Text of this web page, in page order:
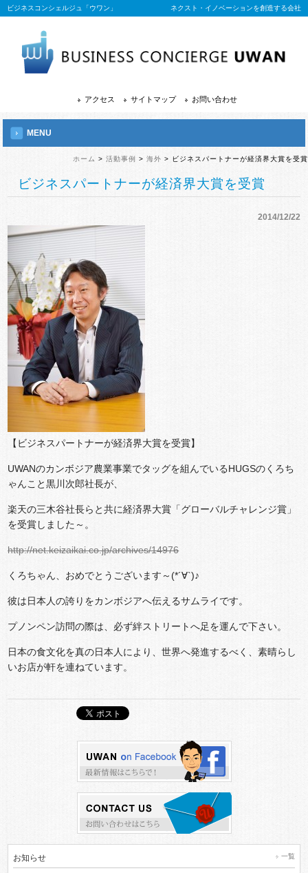
ビジネスコンシェルジュ「ウワン」 ネクスト・イノベーションを創造する会社
アクセス サイトマップ お問い合わせ
MENU
ホーム > 活動事例 > 海外 > ビジネスパートナーが経済界大賞を受賞
ビジネスパートナーが経済界大賞を受賞
2014/12/22
【ビジネスパートナーが経済界大賞を受賞】
UWANのカンボジア農業事業でタッグを組んでいるHUGSのくろち
ゃんこと黒川次郎社長が、
楽天の三木谷社長らと共に経済界大賞「グローバルチャレンジ賞」
を受賞しました～。
http://net.keizaikai.co.jp/archives/14976
くろちゃん、おめでとうございます～(*´∀`)♪
彼は日本人の誇りをカンボジアへ伝えるサムライです。
プノンペン訪問の際は、必ず絆ストリートへ足を運んで下さい。
日本の食文化を真の日本人により、世界へ発進するべく、素晴らし
いお店が軒を連ねています。
お知らせ 一覧